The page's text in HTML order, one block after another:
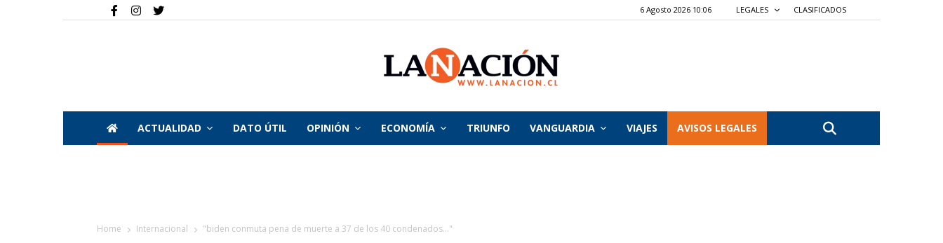
6 Agosto 2026 10:06 LEGALES CLASIFICADOS
La
ACTUALIDAD DATO ÚTIL OPINIÓN ECONOMÍA TRIUNFO VANGUARDIA VIAJES AVISOS LEGALES
Home Internacional "biden conmuta pena de muerte a 37 de los 40 condenados..."